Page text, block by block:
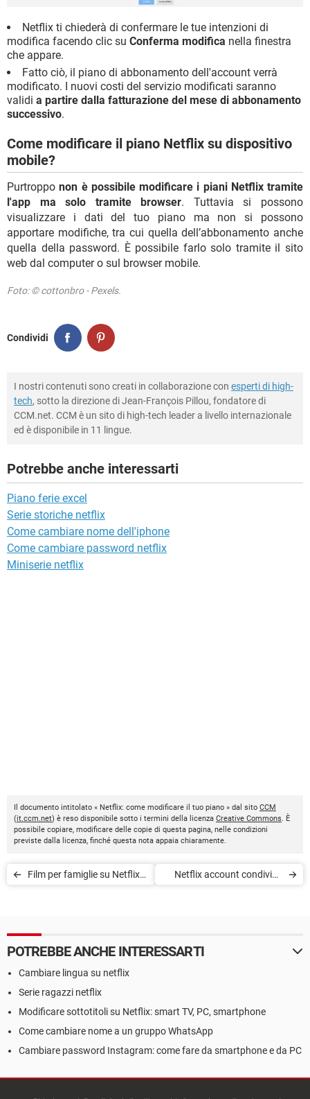
Netflix ti chiederà di confermare le tue intenzioni di
modifica facendo clic su Conferma modifica nella finestra
che appare.
Fatto ciò, il piano di abbonamento dell'account verrà
modificato. I nuovi costi del servizio modificati saranno
validi a partire dalla fatturazione del mese di abbonamento
successivo.
Come modificare il piano Netflix su dispositivo
mobile?
Purtropponon è possibile modificare i piani Netflix tramite
l'app ma solo tramite browser. Tuttavia si possono
visualizzare i dati del tuo piano ma non si possono
apportare modifiche, tra cui quella dell’abbonamento anche
quella della password. È possibile farlo solo tramite il sito
web dal computer o sul browser mobile.
Foto: © cottonbro - Pexels.
Condividi
I nostri contenuti sono creati in collaborazione con esperti di high-
tech, sotto la direzione di Jean-François Pillou, fondatore di
CCM.net. CCM è un sito di high-tech leader a livello internazionale
ed è disponibile in 11 lingue.
Potrebbe anche interessarti
Piano ferie excel
Serie storiche netflix
Come cambiare nome dell'iphone
Come cambiare password netflix
Miniserie netflix
Il documento intitolato « Netflix: come modificare il tuo piano » dal sito CCM
(it.ccm.net) è reso disponibile sotto i termini della licenza Creative Commons. È
possibile copiare, modificare delle copie di questa pagina, nelle condizioni
previste dalla licenza, finché questa nota appaia chiaramente.
Film per famiglie su Netflix
Netflix account condiviso
POTREBBE ANCHE INTERESSARTI
Cambiare lingua su netflix
Serie ragazzi netflix
Modificare sottotitoli su Netflix: smart TV, PC, smartphone
Come cambiare nome a un gruppo WhatsApp
Cambiare password Instagram: come fare da smartphone e da PC